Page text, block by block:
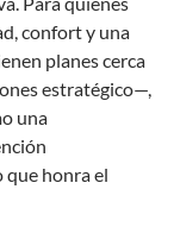
confort y una
planes cerca
estratégico—,
una
que honra el